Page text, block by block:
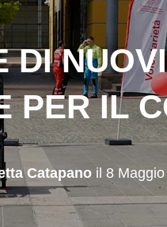
DI
PER IL
Catapanoil 8